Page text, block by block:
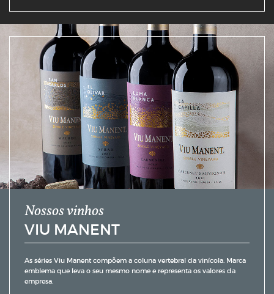
Nossos vinhos
VIU MANENT
As séries Viu Manent compõem a coluna vertebral da vinícola. Marca
emblema que leva o seu mesmo nome e representa os valores da
empresa.